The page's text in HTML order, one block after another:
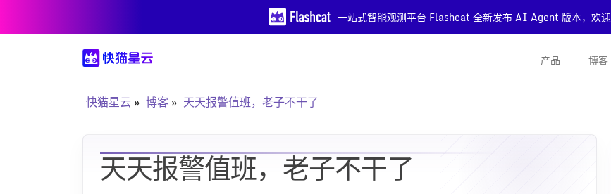
一站式智能观测平台 Flashcat 全新发布 AI Agent 版本，欢迎
产品 博客
快猫星云 博客 天天报警值班，老子不干了
天天报警值班，老子不干了